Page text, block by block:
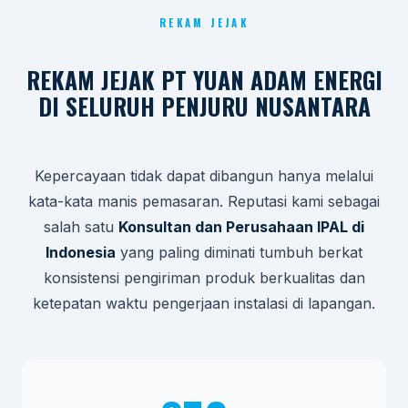
REKAM JEJAK
REKAM JEJAK PT YUAN ADAM ENERGI
DI SELURUH PENJURU NUSANTARA
Kepercayaan tidak dapat dibangun hanya melalui
kata-kata manis pemasaran. Reputasi kami sebagai
salah satu Konsultan dan Perusahaan IPAL di
Indonesia yang paling diminati tumbuh berkat
konsistensi pengiriman produk berkualitas dan
ketepatan waktu pengerjaan instalasi di lapangan.